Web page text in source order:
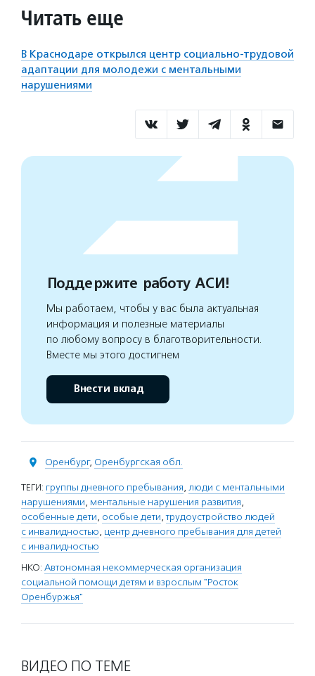
Читать еще
В Краснодаре открылся центр социально-трудовой
адаптации для молодежи с ментальными
нарушениями
Поддержите работу АСИ!
Мы работаем, чтобы у вас была актуальная
информация и полезные материалы
по любому вопросу в благотворительности.
Вместе мы этого достигнем
Внести вклад
Оренбург, Оренбургская обл.
ТЕГИ: группы дневного пребывания, люди с ментальными
нарушениями, ментальные нарушения развития,
особенные дети, особые дети,трудоустройство людей
с инвалидностью, центр дневного пребывания для детей
с инвалидностью
НКО: Автономная некоммерческая организация
социальной помощи детям и взрослым "Росток
Оренбуржья"
ВИДЕО ПО ТЕМЕ